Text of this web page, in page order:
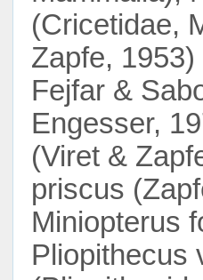
(Cricetidae,
Zapfe,
Fejfar &
Engesser,
(Viret &
priscus
Miniopterus
Pliopithecus